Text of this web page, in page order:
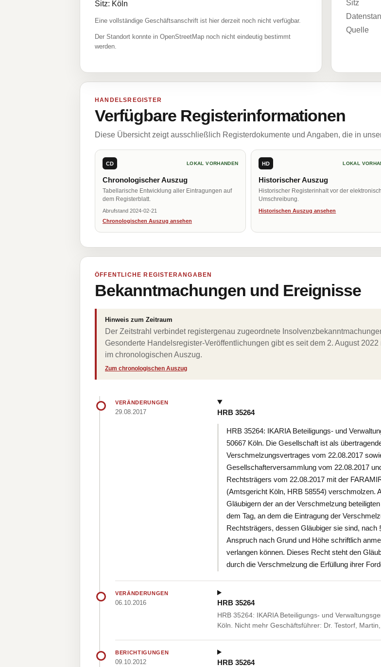
Sitz: Köln
Eine vollständige Geschäftsanschrift ist hier derzeit noch nicht verfügbar.
Der Standort konnte in OpenStreetMap noch nicht eindeutig bestimmt
werden.
Sitz
Quelle
HANDELSREGISTER
Verfügbare Registerinformationen
Diese Übersicht zeigt ausschließlich Registerdokumente und Angaben, die in
CD LOKAL VORHANDEN
Chronologischer Auszug
Tabellarische Entwicklung aller Eintragungen auf
dem Registerblatt.
Abrufstand 2024-02-21
Chronologischen Auszug ansehen
HD LOKAL
Historischer Auszug
Historischer Registerinhalt vor der
Umschreibung.
Historischen Auszug ansehen
ÖFFENTLICHE REGISTERANGABEN
Bekanntmachungen und Ereignisse
Hinweis zum Zeitraum
Der Zeitstrahl verbindet registergenau zugeordnete
Gesonderte Handelsregister-Veröffentlichungen gibt es seit dem 2. August
im chronologischen Auszug.
Zum chronologischen Auszug
VERÄNDERUNGEN
29.08.2017 HRB 35264
HRB 35264: IKARIA Beteiligungs- und
50667 Köln. Die Gesellschaft ist als
Verschmelzungsvertrages vom 22.08.2017
Gesellschafterversammlung vom 22.08.2017
Rechtsträgers vom 22.08.2017 mit der
(Amtsgericht Köln, HRB 58554) verschmolzen.
Gläubigern der an der Verschmelzung
dem Tag, an dem die Eintragung der
Rechtsträgers, dessen Gläubiger sie sind,
Anspruch nach Grund und Höhe schriftlich
verlangen können. Dieses Recht steht den
durch die Verschmelzung die Erfüllung ihrer
VERÄNDERUNGEN
06.10.2016 HRB 35264
HRB 35264: IKARIA Beteiligungs- und
Köln. Nicht mehr Geschäftsführer: Dr. Testorf,
BERICHTIGUNGEN
09.10.2012 HRB 35264